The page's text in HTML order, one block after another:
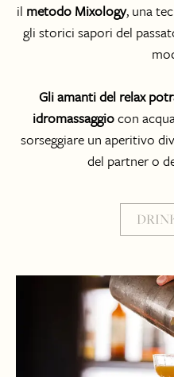
il metodo Mixology, una
gli storici sapori del
Gli amanti del relax
idromassaggiocon
sorseggiare un aperitivo
del partner o